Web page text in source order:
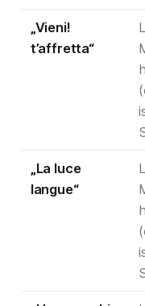
„Vieni!
t’affretta“
h
„La luce
langue“
h